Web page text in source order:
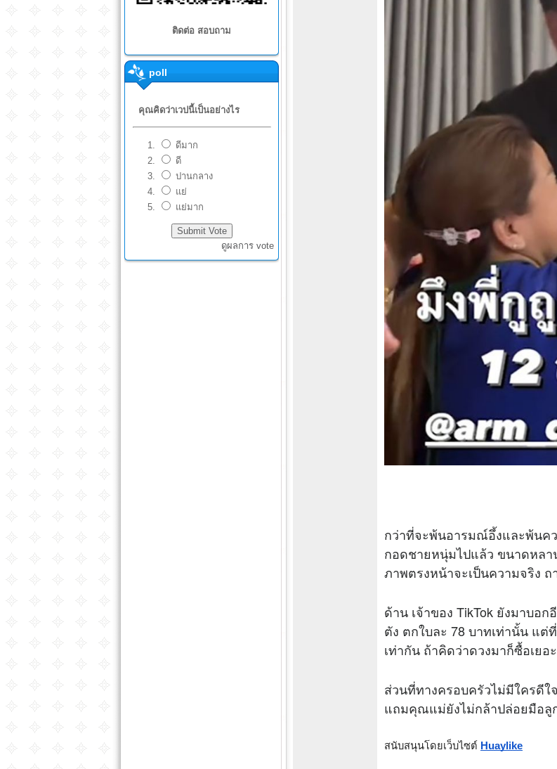
ติดต่อ สอบถาม
poll
คุณคิดว่าเวปนี้เป็นอย่างไร
ดีมาก
ดี
ปานกลาง
แย่
แย่มาก
ดูผลการ vote
กว่าที่จะพ้นอารมณ์อึ้งและพ้นค
กอดชายหนุ่มไปแล้ว ขนาดหลา
ภาพตรงหน้าจะเป็นความจริง ถ
ด้าน เจ้าของ TikTok ยังมาบอ
ตัง ตกใบละ 78 บาทเท่านั้น แต่
เท่ากัน ถ้าคิดว่าดวงมาก็ซื้อเยอะ
ส่วนที่ทางครอบครัวไม่มีใครดีใ
แถมคุณแม่ยังไม่กล้าปล่อยมือลู
สนับสนุนโดยเว็บไซต์ Huaylike